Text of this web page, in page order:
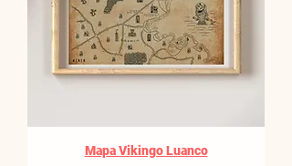
Mapa Vikingo Luanco